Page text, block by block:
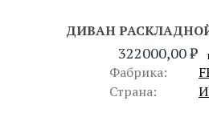
ДИВАН РАСКЛАДНОЙ
322000,00₽
Фабрика:
Страна: